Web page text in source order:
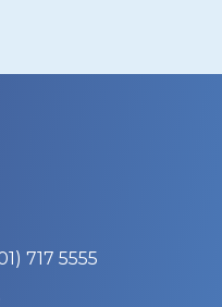
717 5555